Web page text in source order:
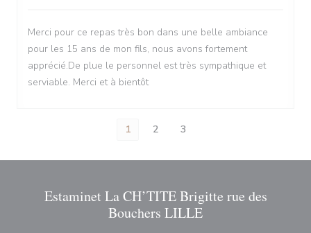
Merci pour ce repas très bon dans une belle ambiance
pour les 15 ans de mon fils, nous avons fortement
apprécié.De plue le personnel est très sympathique et
serviable. Merci et à bientôt
1 2 3
Estaminet La CH’TITE Brigitte rue des
Bouchers LILLE